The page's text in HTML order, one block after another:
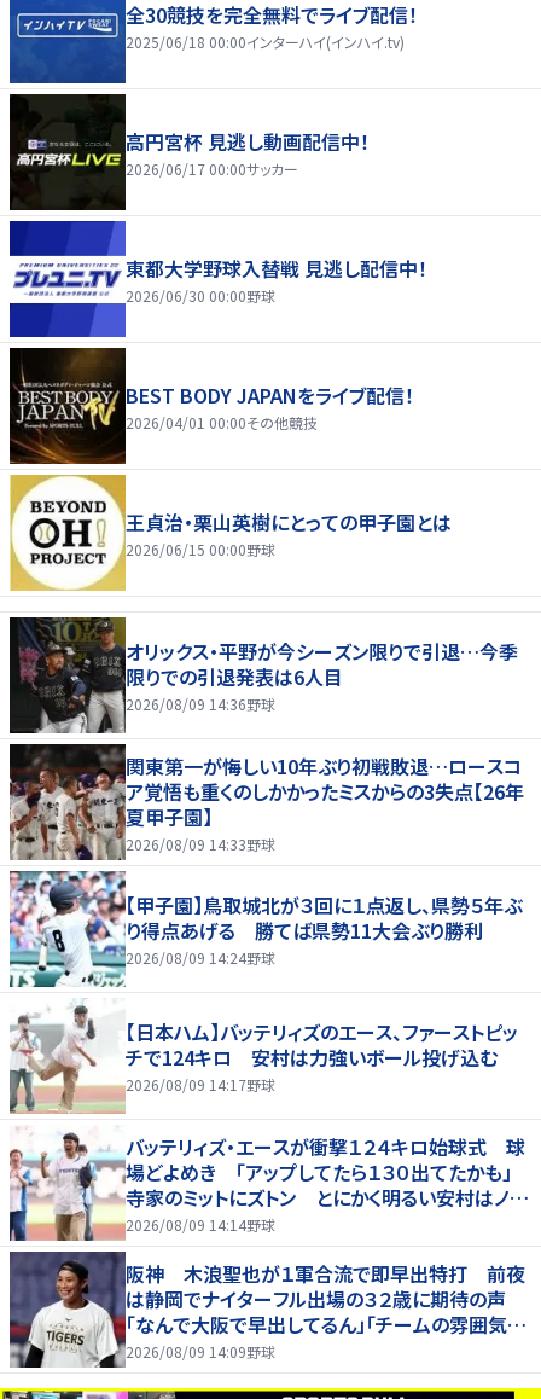
全30競技を完全無料でライブ配信！
2025/06/18 00:00インターハイ(インハイ.tv)
高円宮杯 見逃し動画配信中！
2026/06/17 00:00サッカー
東都大学野球入替戦 見逃し配信中！
2026/06/30 00:00野球
BEST BODY JAPANをライブ配信！
2026/04/01 00:00その他競技
王貞治・栗山英樹にとっての甲子園とは
2026/06/15 00:00野球
オリックス・平野が今シーズン限りで引退…今季
限りでの引退発表は6人目
2026/08/09 14:36野球
関東第一が悔しい10年ぶり初戦敗退…ロースコ
ア覚悟も重くのしかかったミスからの3失点【26年
夏甲子園】
2026/08/09 14:33野球
【甲子園】鳥取城北が３回に１点返し、県勢５年ぶ
り得点あげる 勝てば県勢11大会ぶり勝利
2026/08/09 14:24野球
【日本ハム】バッテリィズのエース、ファーストピッ
チで124キロ 安村は力強いボール投げ込む
2026/08/09 14:17野球
バッテリィズ・エースが衝撃１２４キロ始球式 球
場どよめき 「アップしてたら１３０出てたかも」
寺家のミットにズトン とにかく明るい安村はノー
バンならず
2026/08/09 14:14野球
阪神 木浪聖也が１軍合流で即早出特打 前夜
は静岡でナイターフル出場の３２歳に期待の声
「なんで大阪で早出してるん」「チームの雰囲気が
変わる気が」
2026/08/09 14:09野球